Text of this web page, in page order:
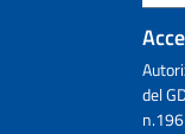
del
n.196